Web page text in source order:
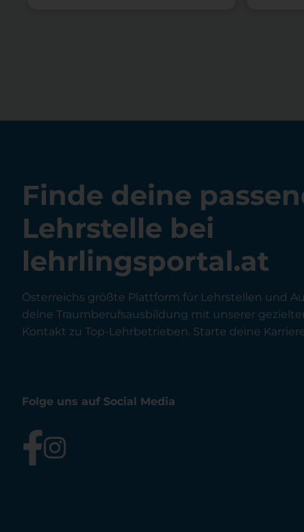
Finde deine
Lehrstelle bei
lehrlingsportal.at
Österreichs größte Plattform für Lehrstellen und
deine Traumberufsausbildung mit unserer
Kontakt zu Top-Lehrbetrieben. Starte deine
Folge uns auf Social Media